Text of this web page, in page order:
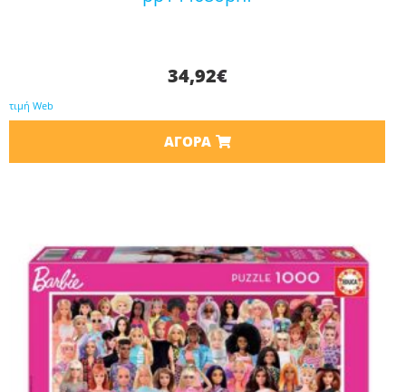
34,92€
τιμή Web
ΑΓΟΡΆ